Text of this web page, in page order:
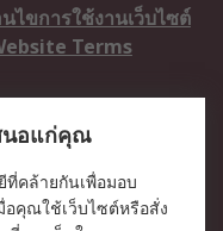
นไขการใช้งานเว็บไซต์
Terms
ประชาสัมพันธ์ / Press
นอแก่คุณ
ที่คล้ายกันเพื่อมอบ
คุณใช้เว็บไซต์หรือสั่ง